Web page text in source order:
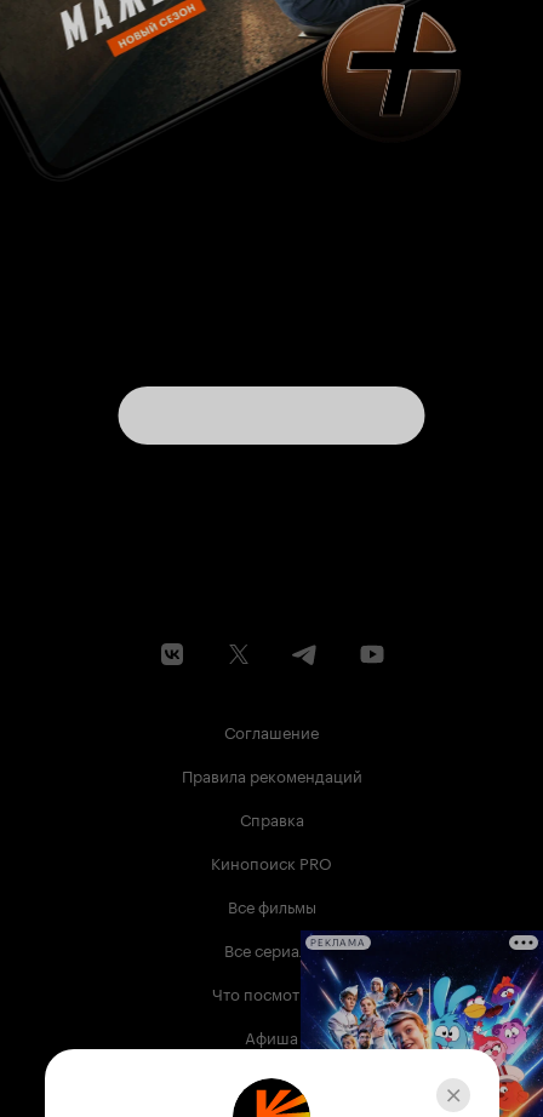
Соглашение
Правила рекомендаций
Справка
Кинопоиск PRO
Все фильмы
Все сериалы
Что посмотреть
Афиша
Музыка
РЕКЛАМА